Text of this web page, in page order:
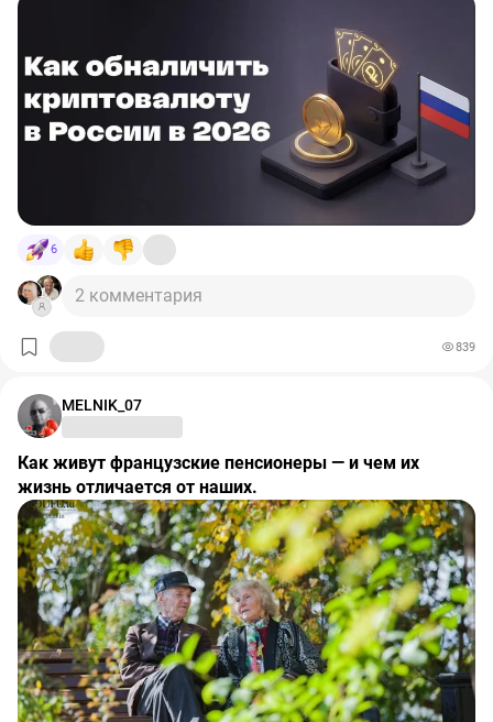
6
2 комментария
839
MELNIK_07
Как живут французские пенсионеры — и чем их
жизнь отличается от наших.